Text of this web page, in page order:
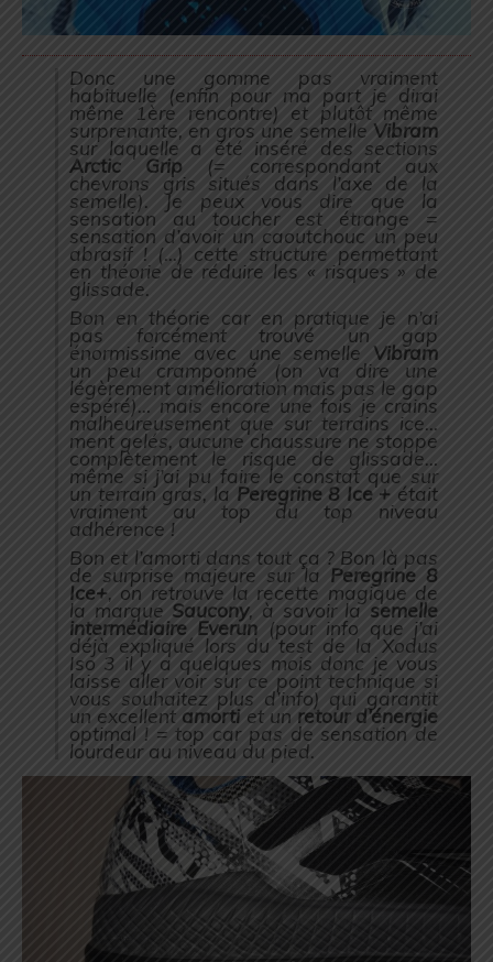
Donc une gomme pas vraiment
habituelle (enfin pour ma part je dirai
même 1ère rencontre) et plutôt même
surprenante, en gros une semelle Vibram
sur laquelle a été inséré des sections
Arctic Grip (= correspondant aux
chevrons gris situés dans l’axe de la
semelle). Je peux vous dire que la
sensation au toucher est étrange =
sensation d’avoir un caoutchouc un peu
abrasif ! (…) cette structure permettant
en théorie de réduire les « risques » de
glissade.
Bon en théorie car en pratique je n’ai
pas forcément trouvé un gap
énormissime avec une semelle Vibram
un peu cramponné (on va dire une
légèrement amélioration mais pas le gap
espéré)… mais encore une fois je crains
malheureusement que sur terrains ice…
ment gelés, aucune chaussure ne stoppe
complètement le risque de glissade…
même si j’ai pu faire le constat que sur
un terrain gras, la Peregrine 8 Ice + était
vraiment au top du top niveau
adhérence !
Bon et l’amorti dans tout ça ? Bon là pas
de surprise majeure sur la Peregrine 8
Ice+, on retrouve la recette magique de
la marque Saucony, à savoir lasemelle
intermédiaire Everun (pour info que j’ai
déjà expliqué lors du test de la Xodus
Iso 3 il y a quelques mois donc je vous
laisse aller voir sur ce point technique si
vous souhaitez plus d’info) qui garantit
un excellent amorti et un retour d’énergie
optimal ! = top car pas de sensation de
lourdeur au niveau du pied.